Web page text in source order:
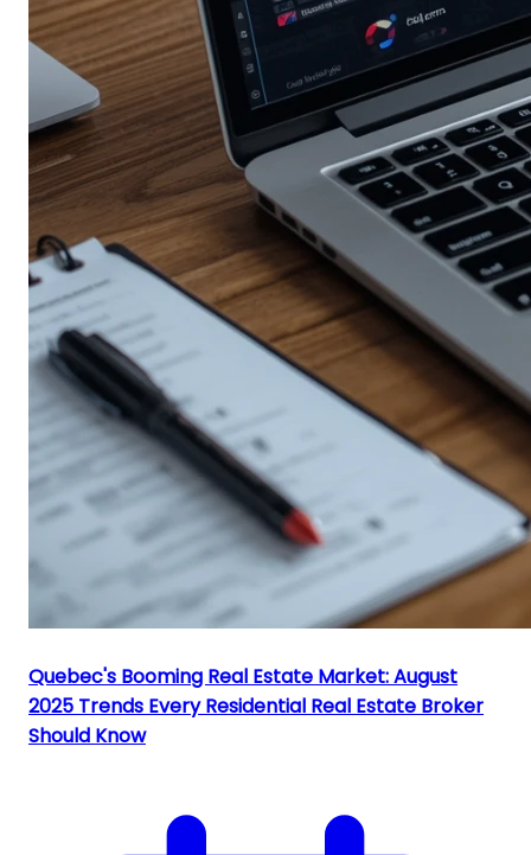
Quebec's Booming Real Estate Market: August
2025 Trends Every Residential Real Estate Broker
Should Know